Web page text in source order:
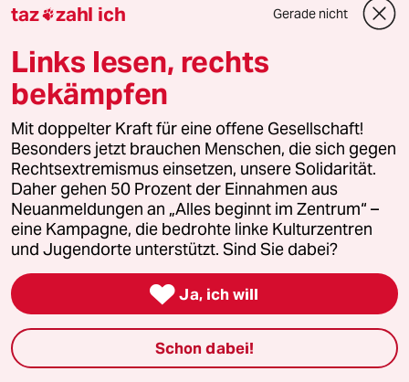
Berlin
Nord
Themen
Hitze
Surfen
Landtagswahl in Sachsen-Anhalt
taz zahl ich Gerade nicht
Links lesen, rechts
bekämpfen
Mit doppelter Kraft für eine offene Gesellschaft!
Besonders jetzt brauchen Menschen, die sich gegen
Rechtsextremismus einsetzen, unsere Solidarität.
Daher gehen 50 Prozent der Einnahmen aus
Neuanmeldungen an „Alles beginnt im Zentrum“ –
eine Kampagne, die bedrohte linke Kulturzentren
und Jugendorte unterstützt. Sind Sie dabei?
 Ja, ich will
Schon dabei!